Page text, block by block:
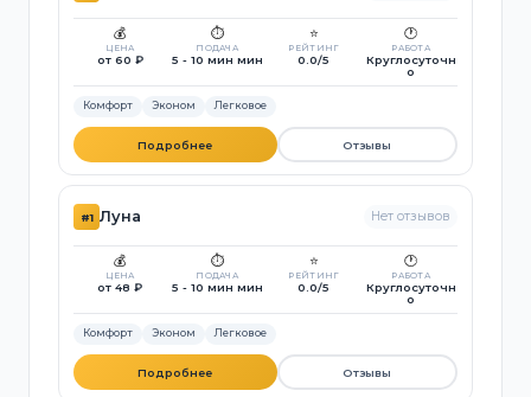
💰
ЦЕНА
от 60 ₽
⏱️
ПОДАЧА
5 - 10 мин мин
⭐
РЕЙТИНГ
0.0/5
🕐
РАБОТА
Круглосуточн
о
Комфорт Эконом Легковое
Подробнее Отзывы
#1 Луна Нет отзывов
💰
ЦЕНА
от 48 ₽
⏱️
ПОДАЧА
5 - 10 мин мин
⭐
РЕЙТИНГ
0.0/5
🕐
РАБОТА
Круглосуточн
о
Комфорт Эконом Легковое
Подробнее Отзывы